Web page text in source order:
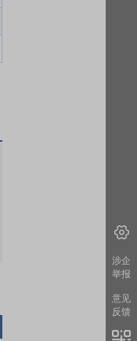
涉企
举报
意见
反馈